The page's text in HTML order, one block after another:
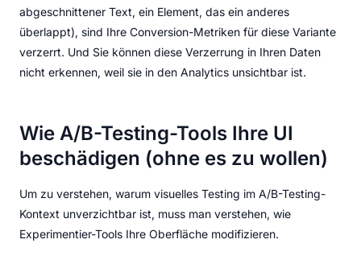
abgeschnittener Text, ein Element, das ein anderes
überlappt), sind Ihre Conversion-Metriken für diese Variante
verzerrt. Und Sie können diese Verzerrung in Ihren Daten
nicht erkennen, weil sie in den Analytics unsichtbar ist.
Wie A/B-Testing-Tools Ihre UI
beschädigen (ohne es zu wollen)
Um zu verstehen, warum visuelles Testing im A/B-Testing-
Kontext unverzichtbar ist, muss man verstehen, wie
Experimentier-Tools Ihre Oberfläche modifizieren.